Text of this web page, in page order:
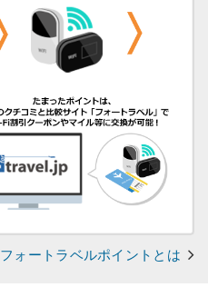
フォートラベルポイントとは